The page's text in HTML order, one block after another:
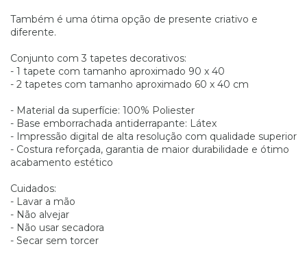
Também é uma ótima opção de presente criativo e
diferente.
Conjunto com 3 tapetes decorativos:
- 1 tapete com tamanho aproximado 90 x 40
- 2 tapetes com tamanho aproximado 60 x 40 cm
- Material da superfície: 100% Poliester
- Base emborrachada antiderrapante: Látex
- Impressão digital de alta resolução com qualidade superior
- Costura reforçada, garantia de maior durabilidade e ótimo
acabamento estético
Cuidados:
- Lavar a mão
- Não alvejar
- Não usar secadora
- Secar sem torcer